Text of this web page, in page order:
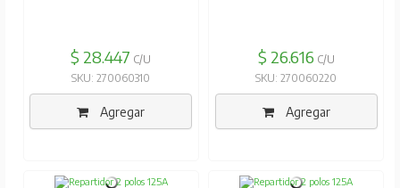
$ 28.447 C/U
SKU: 270060310
Agregar
$ 26.616 C/U
SKU: 270060220
Agregar